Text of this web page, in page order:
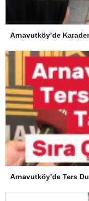
Arnavutköy’de Ters